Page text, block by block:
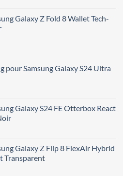
Galaxy Z Fold 8 Wallet Tech-
pour Samsung Galaxy S24 Ultra
Galaxy S24 FE Otterbox React
Galaxy Z Flip 8 FlexAir Hybrid
Transparent